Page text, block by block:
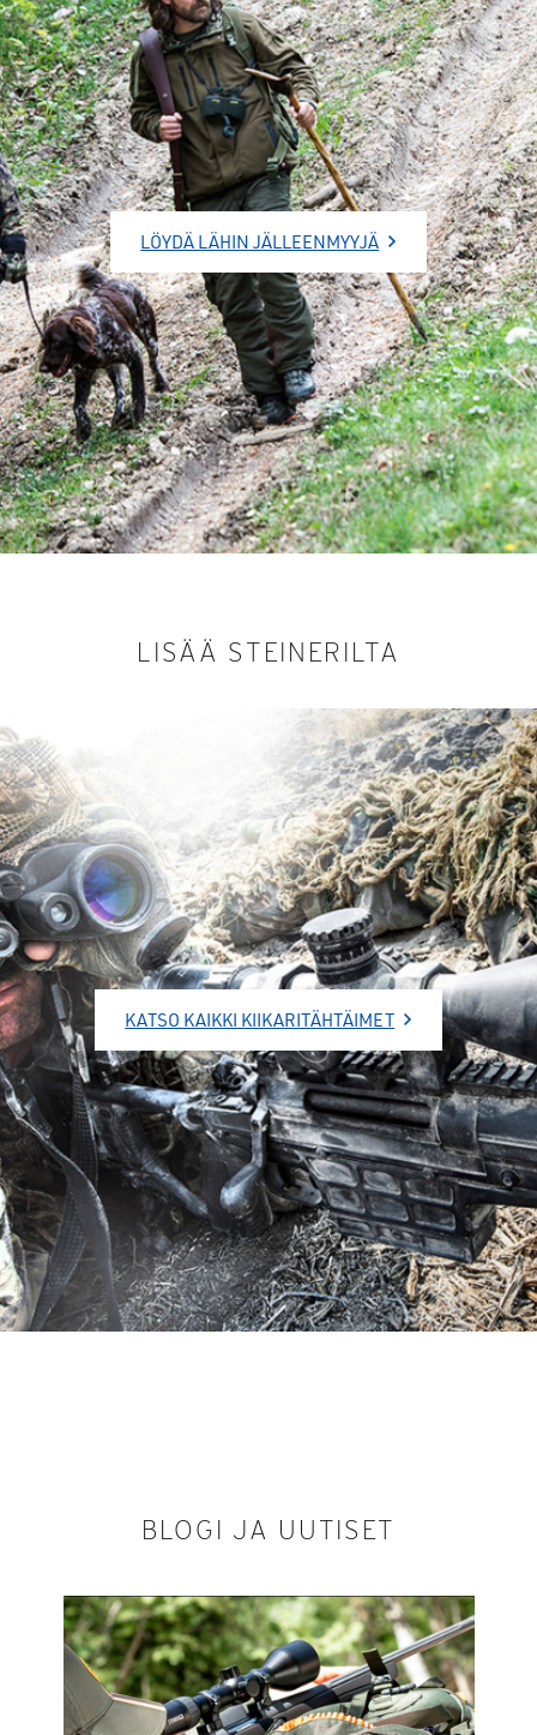
LÖYDÄ LÄHIN JÄLLEENMYYJÄ
LISÄÄ STEINERILTA
KATSO KAIKKI KIIKARITÄHTÄIMET
BLOGI JA UUTISET